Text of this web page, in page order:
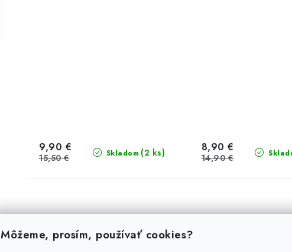
Môžeme, prosím, používať cookies?
Skladom (2 ks)
9,90 €
15,50 €
8,90 €
14,90 €
Kožený pletený náramok
červený
Strieborný